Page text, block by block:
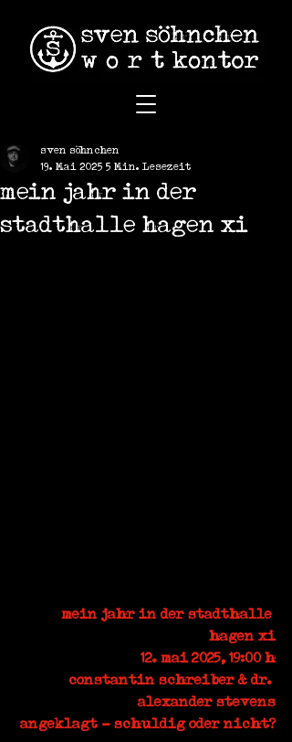
mein jahr in der
stadthalle hagen xi
sven söhnchen
19. Mai 2025 5 Min. Lesezeit
mein jahr in der stadthalle
hagen xi
12. mai 2025, 19:00 h
constantin schreiber & dr.
alexander stevens
angeklagt - schuldig oder nicht?